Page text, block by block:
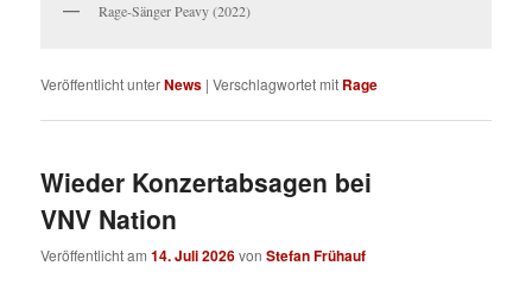
Rage-Sänger Peavy (2022)
Veröffentlicht unterNews |Verschlagwortet mit Rage
Wieder Konzertabsagen bei
VNV Nation
Veröffentlicht am14. Juli 2026vonStefan Frühauf